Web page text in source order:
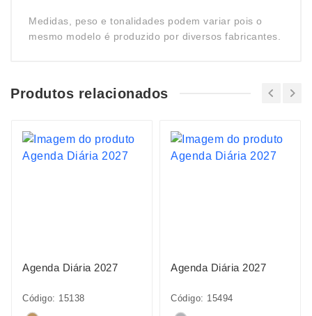
Medidas, peso e tonalidades podem variar pois o
mesmo modelo é produzido por diversos fabricantes.
Produtos relacionados
Agenda Diária 2027
Código: 15138
Agenda Diária 2027
Código: 15494